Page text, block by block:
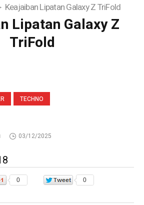
Keajaiban Lipatan Galaxy Z TriFold
Lipatan Galaxy Z
TriFold
TECHNO
03/12/2025
0
0